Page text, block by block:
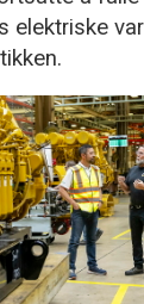
elektriske